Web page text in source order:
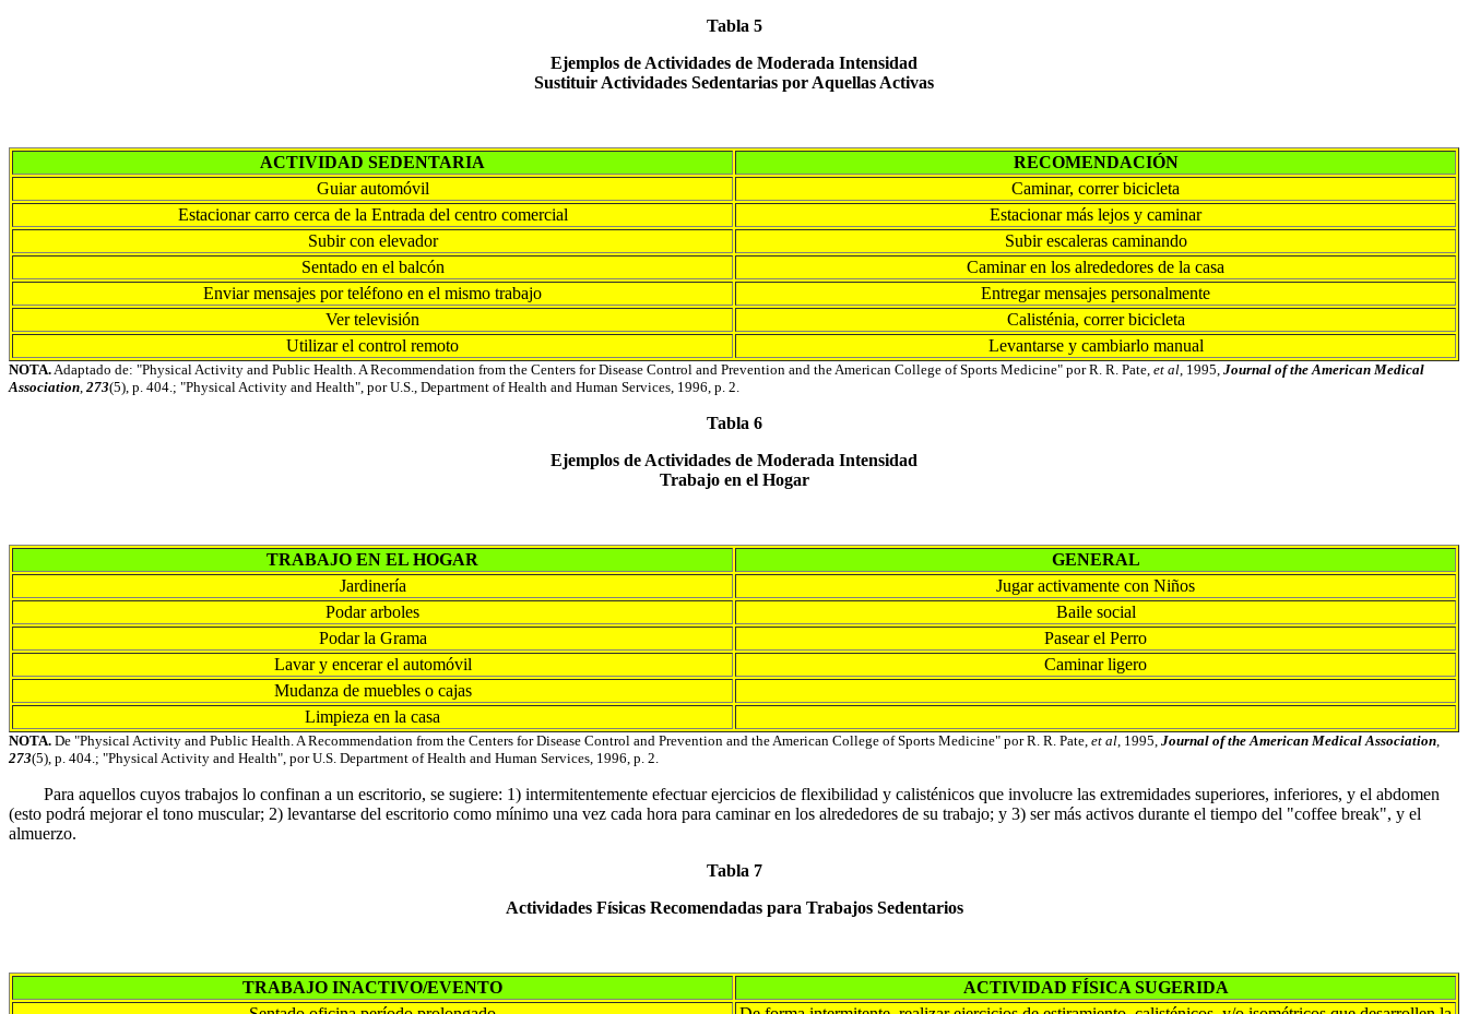
Tabla 5
Ejemplos de Actividades de Moderada Intensidad
Sustituir Actividades Sedentarias por Aquellas Activas
ACTIVIDAD SEDENTARIA
RECOMENDACIÓN
Guiar automóvil
Caminar, correr bicicleta
Estacionar carro cerca de la Entrada del centro comercial
Estacionar más lejos y caminar
Subir con elevador
Subir escaleras caminando
Sentado en el balcón
Caminar en los alrededores de la casa
Enviar mensajes por teléfono en el mismo trabajo
Entregar mensajes personalmente
Ver televisión
Calisténia, correr bicicleta
Utilizar el control remoto
Levantarse y cambiarlo manual
NOTA.Adaptado de: "Physical Activity and Public Health. A Recommendation from the Centers for Disease Control and Prevention and the American College of Sports Medicine" por R. R. Pate, et al, 1995, Journal of the American Medical
Association, 273(5), p. 404.; "Physical Activity and Health", por U.S., Department of Health and Human Services, 1996, p. 2.
Tabla 6
Ejemplos de Actividades de Moderada Intensidad
Trabajo en el Hogar
TRABAJO EN EL HOGAR
GENERAL
Jardinería
Jugar activamente con Niños
Podar arboles
Baile social
Podar la Grama
Pasear el Perro
Lavar y encerar el automóvil
Caminar ligero
Mudanza de muebles o cajas
Limpieza en la casa
NOTA. De "Physical Activity and Public Health. A Recommendation from the Centers for Disease Control and Prevention and the American College of Sports Medicine" por R. R. Pate, et al, 1995, Journal of the American Medical Association,
273(5), p. 404.; "Physical Activity and Health", por U.S. Department of Health and Human Services, 1996, p. 2.
Para aquellos cuyos trabajos lo confinan a un escritorio, se sugiere: 1) intermitentemente efectuar ejercicios de flexibilidad y calisténicos que involucre las extremidades superiores, inferiores, y el abdomen
(esto podrá mejorar el tono muscular; 2) levantarse del escritorio como mínimo una vez cada hora para caminar en los alrededores de su trabajo; y 3) ser más activos durante el tiempo del "coffee break", y el
almuerzo.
Tabla 7
Actividades Físicas Recomendadas para Trabajos Sedentarios
TRABAJO INACTIVO/EVENTO
ACTIVIDAD FÍSICA SUGERIDA